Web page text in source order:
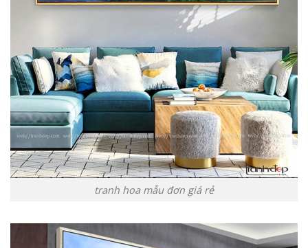
tranh hoa mẫu đơn giá rẻ